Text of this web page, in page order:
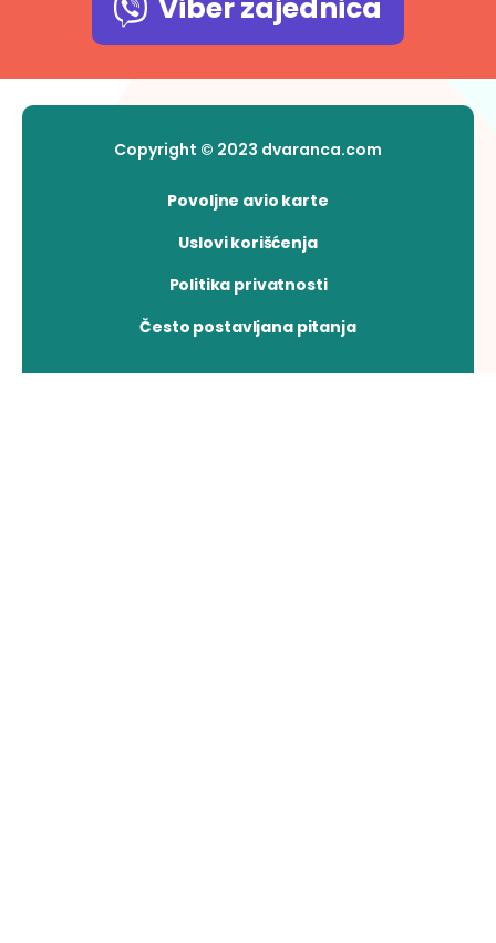
Viber zajednica
Copyright © 2023 dvaranca.com
Povoljne avio karte
Uslovi korišćenja
Politika privatnosti
Često postavljana pitanja